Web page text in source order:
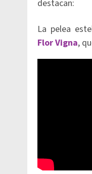
destacan:
La pelea
Flor Vigna,